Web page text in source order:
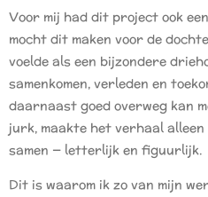
Voor mij had dit project ook
mocht dit maken voor de
voelde als een bijzondere
samenkomen, verleden en
daarnaast goed overweg kan
jurk, maakte het verhaal
samen — letterlijk en figuurlijk.
Dit is waarom ik zo van mijn